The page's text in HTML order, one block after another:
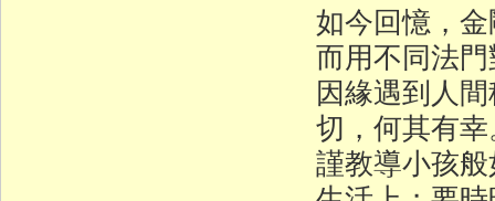
如今回憶，
而用不同法
因緣遇到人
切，何其有
謹教導小孩